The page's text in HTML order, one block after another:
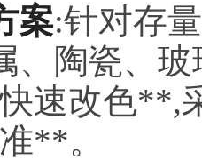
案:针对存
、陶瓷、
速改色**,
**。